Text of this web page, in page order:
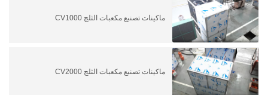
ماكينات تصنيع مكعبات الثلج CV1000
ماكينات تصنيع مكعبات الثلج CV2000